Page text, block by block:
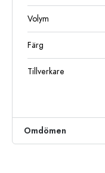
Volym
Färg
Tillverkare
Omdömen